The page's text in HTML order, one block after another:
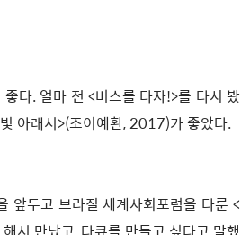
다. 얼마 전 <버스를 타자!>를 다시 봤
아래서>(조이예환, 2017)가 좋았다.
앞두고 브라질 세계사회포럼을 다룬 <